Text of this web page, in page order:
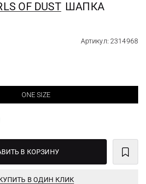
OF DUST ШАПКА
Артикул: 2314968
ONE SIZE
В КОРЗИНУ
В ОДИН КЛИК